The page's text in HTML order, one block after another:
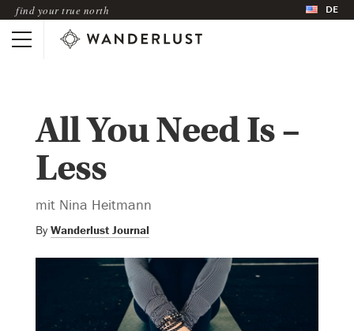
find your true north DE
All You Need Is –
Less
mit Nina Heitmann
By Wanderlust Journal